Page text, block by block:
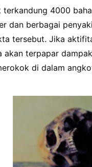
4000
dan berbagai
tersebut. Jika
terpapar
di dalam